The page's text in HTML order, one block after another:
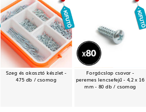
Szeg és akasztó készlet -
475 db / csomag
Forgácslap csavar -
peremes lencsefejű - 4,2 x 16
mm - 80 db / csomag